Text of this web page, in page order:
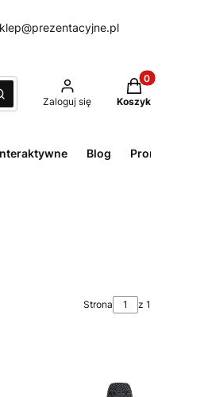
Zaloguj się
Produkty w
Koszyk
Blog Promocje
Strona z 1